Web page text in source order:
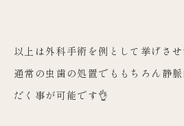
以上は外科手術を例として挙げさせ
通常の虫歯の処置でももちろん静
だく事が可能です👌